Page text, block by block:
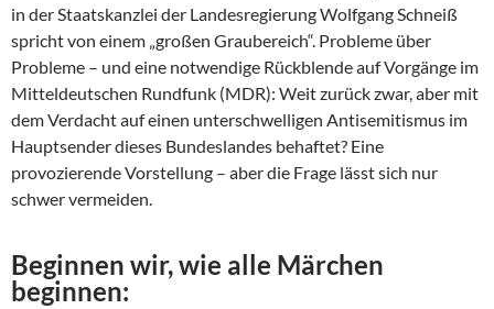
in der Staatskanzlei der Landesregierung Wolfgang Schneiß
spricht von einem „großen Graubereich“. Probleme über
Probleme – und eine notwendige Rückblende auf Vorgänge im
Mitteldeutschen Rundfunk (MDR): Weit zurück zwar, aber mit
dem Verdacht auf einen unterschwelligen Antisemitismus im
Hauptsender dieses Bundeslandes behaftet? Eine
provozierende Vorstellung – aber die Frage lässt sich nur
schwer vermeiden.
Beginnen wir, wie alle Märchen
beginnen: